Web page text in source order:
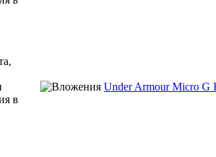
Under Armour Micro G